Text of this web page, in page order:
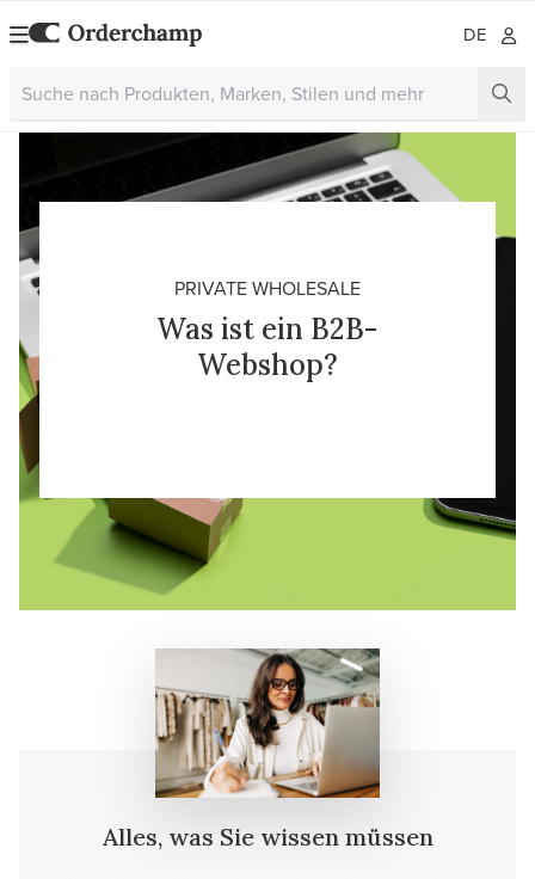
DE
PRIVATE WHOLESALE
Was ist ein B2B-
Webshop?
Alles, was Sie wissen müssen